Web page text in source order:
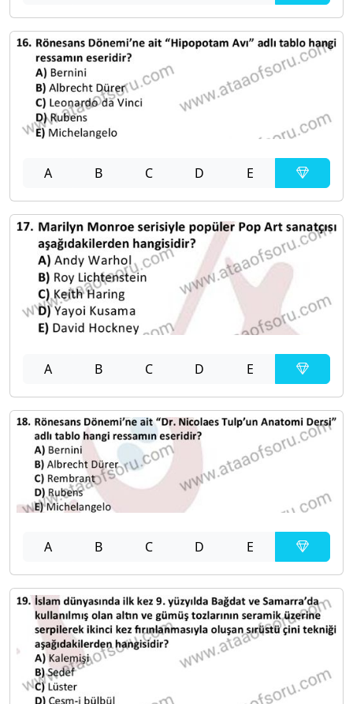
A B C D E
A B C D E
A B C D E